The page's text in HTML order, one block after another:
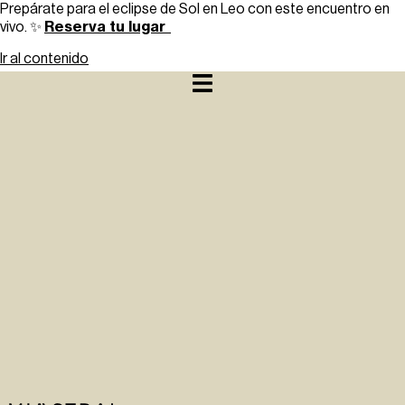
Prepárate para el eclipse de Sol en Leo con este encuentro en
vivo. ✨ Reserva tu lugar
Ir al contenido